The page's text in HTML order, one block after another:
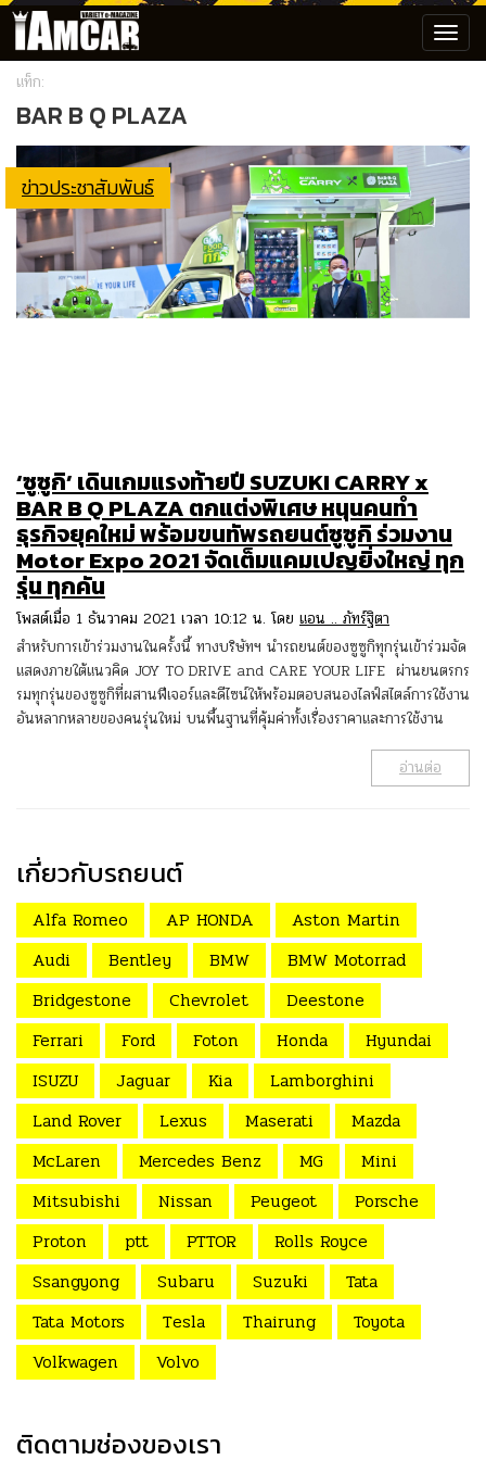
แท็ก:
BAR B Q PLAZA
ข่าวประชาสัมพันธ์
‘ซูซูกิ’ เดินเกมแรงท้ายปี SUZUKI CARRY x
BAR B Q PLAZA ตกแต่งพิเศษ หนุนคนทำ
ธุรกิจยุคใหม่ พร้อมขนทัพรถยนต์ซูซูกิ ร่วมงาน
Motor Expo 2021 จัดเต็มแคมเปญยิ่งใหญ่ ทุก
รุ่น ทุกคัน
โพสต์เมื่อ 1 ธันวาคม 2021 เวลา 10:12 น. โดย แอน .. ภัทร์ฐิตา
สำหรับการเข้าร่วมงานในครั้งนี้ ทางบริษัทฯ นำรถยนต์ของซูซูกิทุกรุ่นเข้าร่วมจัด
แสดงภายใต้แนวคิด JOY TO DRIVE and CARE YOUR LIFE ผ่านยนตรกร
รมทุกรุ่นของซูซูกิที่ผสานฟีเจอร์และดีไซน์ให้พร้อมตอบสนองไลฟ์สไตล์การใช้งาน
อันหลากหลายของคนรุ่นใหม่ บนพื้นฐานที่คุ้มค่าทั้งเรื่องราคาและการใช้งาน
อ่านต่อ
เกี่ยวกับรถยนต์
Alfa Romeo AP HONDA
Aston Martin
Audi
Bentley BMW
BMW Motorrad
Bridgestone
Chevrolet
Deestone
Ferrari
Ford Foton Honda
Hyundai
ISUZU
Jaguar Kia
Lamborghini
Land Rover
Lexus Maserati
Mazda
McLaren
Mercedes Benz MG
Mini
Mitsubishi
Nissan Peugeot
Porsche
Proton
ptt PTTOR
Rolls Royce
Ssangyong
Subaru Suzuki
Tata
Tata Motors
Tesla Thairung
Toyota
Volkwagen
Volvo
ติดตามช่องของเรา